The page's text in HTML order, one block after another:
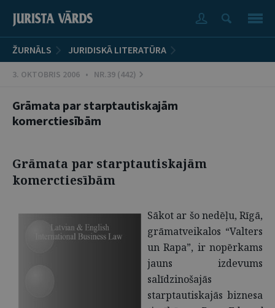
ŽURNĀLS JURIDISKĀ LITERATŪRA
3. OKTOBRIS 2006 • NR.39 (442)
Grāmata par starptautiskajām
komerctiesībām
Grāmata par starptautiskajām
komerctiesībām
Sākot ar šo nedēļu, Rīgā,
grāmatveikalos “Valters
un Rapa”, ir nopērkams
jauns izdevums
salīdzinošajās
starptautiskajās biznesa